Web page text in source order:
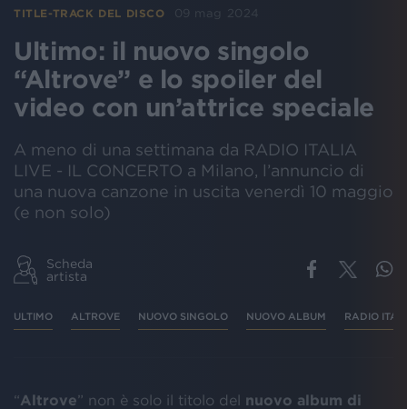
TITLE-TRACK DEL DISCO 09 mag 2024
Ultimo: il nuovo singolo
“Altrove” e lo spoiler del
video con un’attrice speciale
A meno di una settimana da RADIO ITALIA
LIVE - IL CONCERTO a Milano, l’annuncio di
una nuova canzone in uscita venerdì 10 maggio
(e non solo)
Scheda
artista
ULTIMO ALTROVE NUOVO SINGOLO NUOVO ALBUM RADIO
“Altrove” non è solo il titolo del nuovo album di